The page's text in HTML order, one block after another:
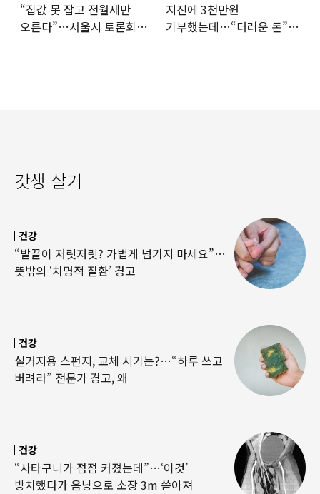
“집값 못 잡고 전월세만
오른다”…서울시 토론회서
지진에 3천만원
기부했는데…“더러운 돈”
갓생 살기
건강
“발끝이 저릿저릿? 가볍게 넘기지 마세요”…
뜻밖의 ‘치명적 질환’ 경고
건강
설거지용 스펀지, 교체 시기는?…“하루 쓰고
버려라” 전문가 경고, 왜
건강
“사타구니가 점점 커졌는데”…‘이것’
방치했다가 음낭으로 소장 3m 쏟아져